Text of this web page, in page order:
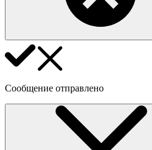
Сообщение отправлено